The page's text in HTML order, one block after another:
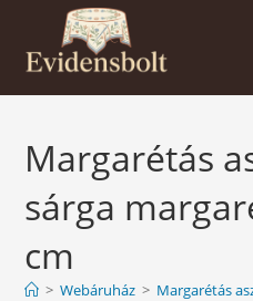
content
Margarétás
sárga
cm
> Webáruház > Margarétás